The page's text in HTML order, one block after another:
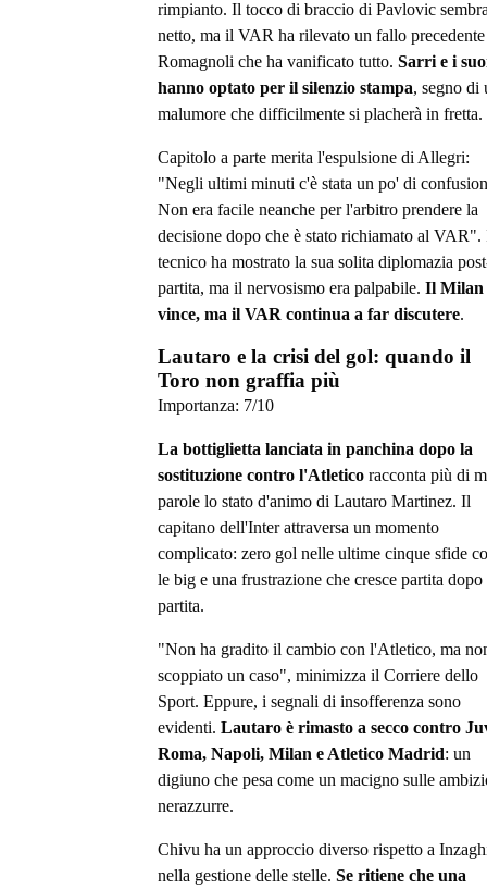
rimpianto. Il tocco di braccio di Pavlovic
netto, ma il VAR ha rilevato un fallo
Romagnoli che ha vanificato tutto. Sarri e i
hanno optato per il silenzio stampa, segno di
malumore che difficilmente si placherà in fretta.
Capitolo a parte merita l'espulsione di Allegri:
"Negli ultimi minuti c'è stata un po' di
Non era facile neanche per l'arbitro prendere la
decisione dopo che è stato richiamato al VAR".
tecnico ha mostrato la sua solita diplomazia
partita, ma il nervosismo era palpabile. Il Milan
vince, ma il VAR continua a far discutere.
Lautaro e la crisi del gol: quando il
Toro non graffia più
Importanza: 7/10
La bottiglietta lanciata in panchina dopo la
sostituzione contro l'Atletico racconta più di
parole lo stato d'animo di Lautaro Martinez. Il
capitano dell'Inter attraversa un momento
complicato: zero gol nelle ultime cinque sfide
le big e una frustrazione che cresce partita dopo
partita.
"Non ha gradito il cambio con l'Atletico, ma
scoppiato un caso", minimizza il Corriere dello
Sport. Eppure, i segnali di insofferenza sono
evidenti. Lautaro è rimasto a secco contro
Roma, Napoli, Milan e Atletico Madrid: un
digiuno che pesa come un macigno sulle
nerazzurre.
Chivu ha un approccio diverso rispetto a
nella gestione delle stelle. Se ritiene che una